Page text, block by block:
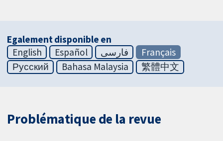
Egalement disponible en
English
Español فارسی
Français
Русский
Bahasa Malaysia 繁體中文
Problématique de la revue